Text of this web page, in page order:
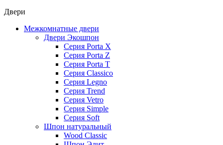
Двери
Межкомнатные двери
Двери Экошпон
Серия Porta X
Серия Porta Z
Серия Porta T
Серия Classico
Серия Legno
Серия Trend
Серия Vetro
Серия Simple
Серия Soft
Шпон натуральный
Wood Classic